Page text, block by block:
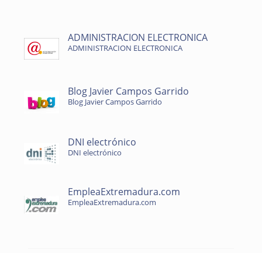
ADMINISTRACION ELECTRONICA
ADMINISTRACION ELECTRONICA
Blog Javier Campos Garrido
Blog Javier Campos Garrido
DNI electrónico
DNI electrónico
EmpleaExtremadura.com
EmpleaExtremadura.com